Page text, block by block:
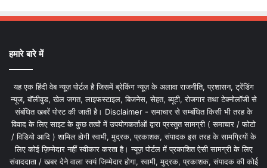
हमारे बारे में
यह एक हिंदी वेब न्यूज़ पोर्टल है जिसमें ब्रेकिंग न्यूज़ के अलावा राजनीति, प्रशासन, ट्रेंडिंग
न्यूज, बॉलीवुड, खेल जगत, लाइफस्टाइल, बिजनेस, सेहत, ब्यूटी, रोजगार तथा टेक्नोलॉजी से
संबंधित खबरें पोस्ट की जाती है। Disclaimer - समाचार से सम्बंधित किसी भी तरह के
विवाद के लिए साइट के कुछ तत्वों में उपयोगकर्ताओं द्वारा प्रस्तुत सामग्री ( समाचार / फोटो
/ विडियो आदि ) शामिल होगी स्वामी, मुद्रक, प्रकाशक, संपादक इस तरह के सामग्रियों के
लिए कोई ज़िम्मेदार नहीं स्वीकार करता है। न्यूज़ पोर्टल में प्रकाशित ऐसी सामग्री के लिए
संवाददाता / खबर देने वाला स्वयं जिम्मेदार होगा, स्वामी, मुद्रक, प्रकाशक, संपादक की कोई